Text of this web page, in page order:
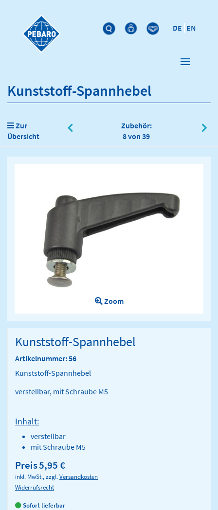
DE EN
Kunststoff-Spannhebel
Zur
Übersicht
Zubehör:
8 von 39
Zoom
Kunststoff-Spannhebel
Artikelnummer: 56
Kunststoff-Spannhebel
verstellbar, mit Schraube M5
Inhalt:
verstellbar
mit Schraube M5
Preis5,95 €
inkl. MwSt., zzgl.Versandkosten
Widerrufsrecht
Sofort lieferbar